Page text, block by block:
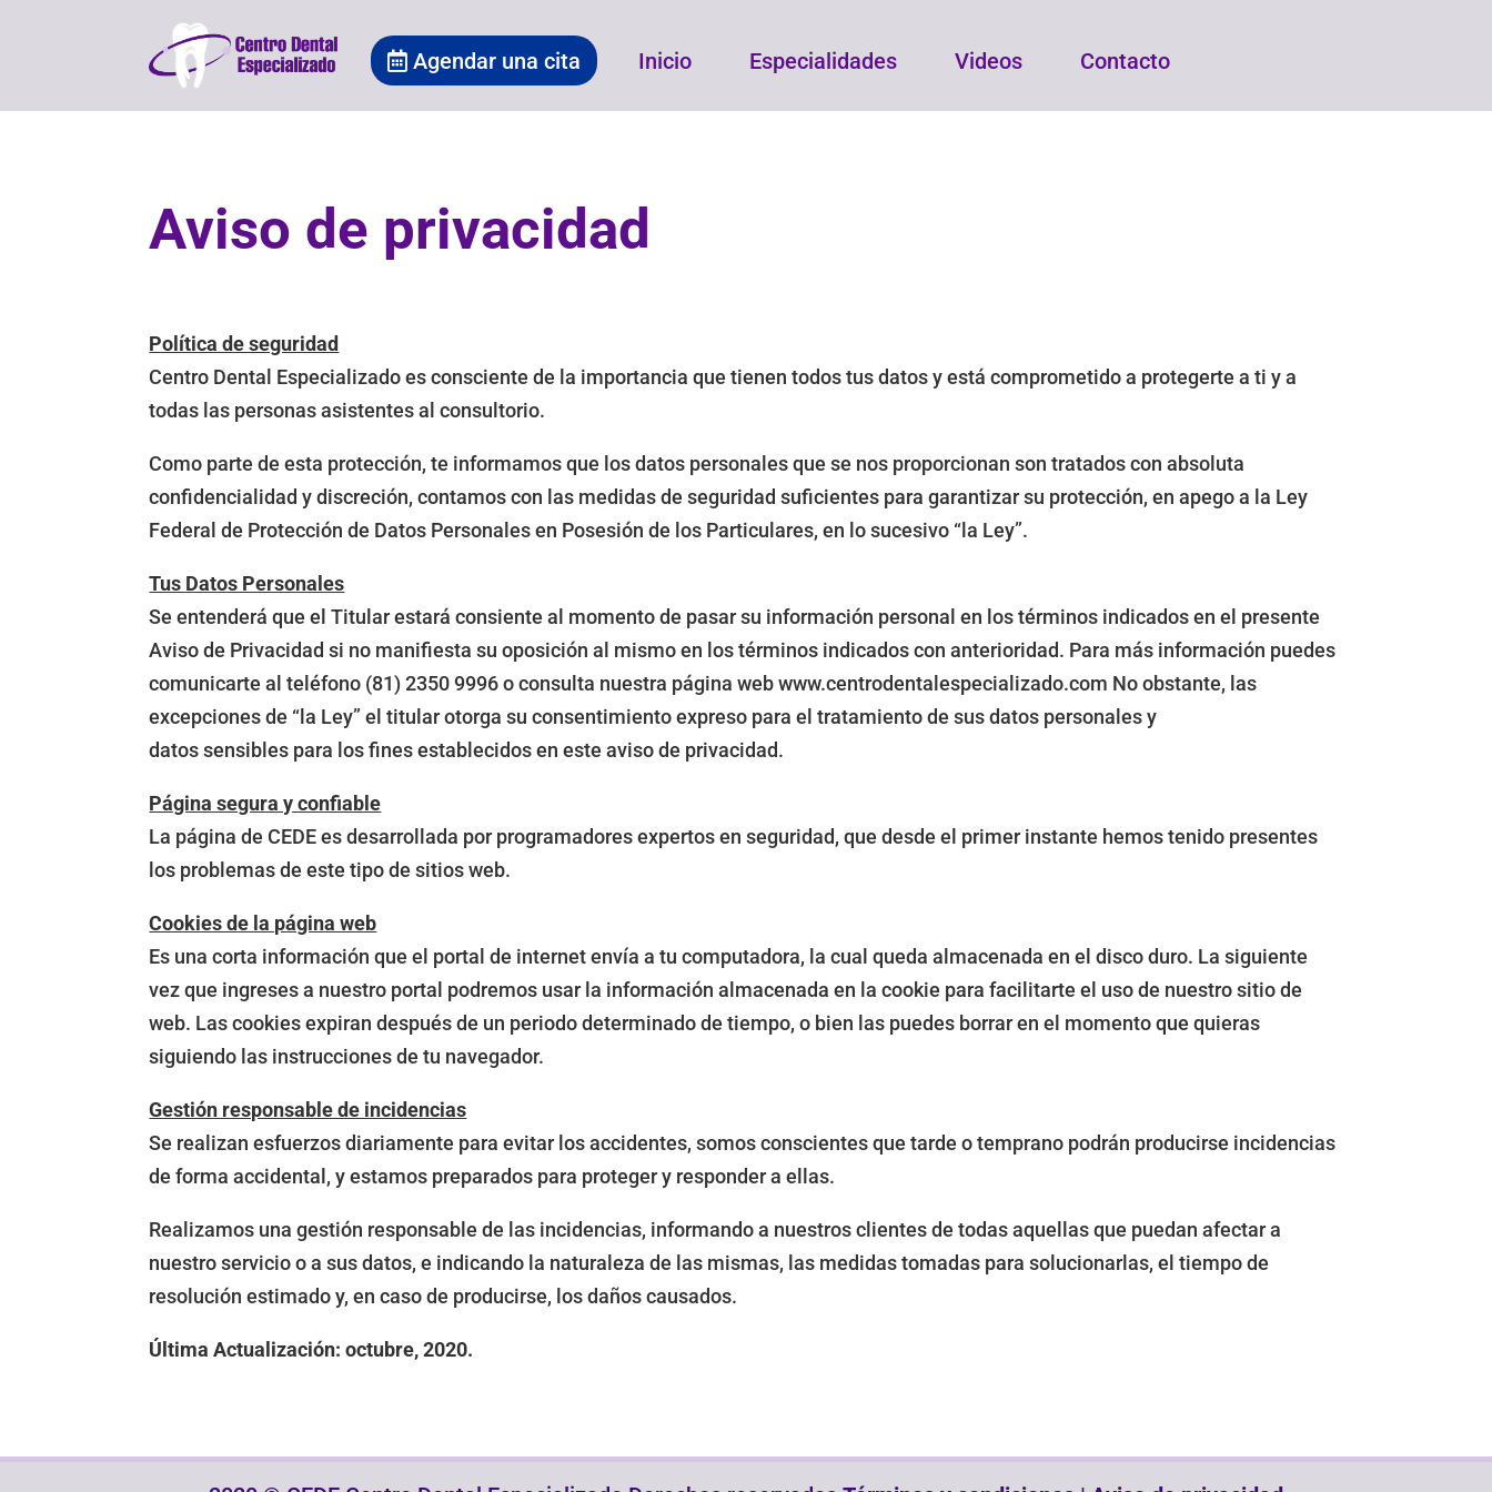
Agendar una cita Inicio Especialidades Videos Contacto
Aviso de privacidad
Política de seguridad
Centro Dental Especializado es consciente de la importancia que tienen todos tus datos y está comprometido a protegerte a ti y a
todas las personas asistentes al consultorio.
Como parte de esta protección, te informamos que los datos personales que se nos proporcionan son tratados con absoluta
confidencialidad y discreción, contamos con las medidas de seguridad suficientes para garantizar su protección, en apego a la Ley
Federal de Protección de Datos Personales en Posesión de los Particulares, en lo sucesivo “la Ley”.
Tus Datos Personales
Se entenderá que el Titular estará consiente al momento de pasar su información personal en los términos indicados en el presente
Aviso de Privacidad si no manifiesta su oposición al mismo en los términos indicados con anterioridad. Para más información puedes
comunicarte al teléfono (81) 2350 9996 o consulta nuestra página web www.centrodentalespecializado.com No obstante, las
excepciones de “la Ley” el titular otorga su consentimiento expreso para el tratamiento de sus datos personales y
datos sensibles para los fines establecidos en este aviso de privacidad.
Página segura y confiable
La página de CEDE es desarrollada por programadores expertos en seguridad, que desde el primer instante hemos tenido presentes
los problemas de este tipo de sitios web.
Cookies de la página web
Es una corta información que el portal de internet envía a tu computadora, la cual queda almacenada en el disco duro. La siguiente
vez que ingreses a nuestro portal podremos usar la información almacenada en la cookie para facilitarte el uso de nuestro sitio de
web. Las cookies expiran después de un periodo determinado de tiempo, o bien las puedes borrar en el momento que quieras
siguiendo las instrucciones de tu navegador.
Gestión responsable de incidencias
Se realizan esfuerzos diariamente para evitar los accidentes, somos conscientes que tarde o temprano podrán producirse incidencias
de forma accidental, y estamos preparados para proteger y responder a ellas.
Realizamos una gestión responsable de las incidencias, informando a nuestros clientes de todas aquellas que puedan afectar a
nuestro servicio o a sus datos, e indicando la naturaleza de las mismas, las medidas tomadas para solucionarlas, el tiempo de
resolución estimado y, en caso de producirse, los daños causados.
Última Actualización: octubre, 2020.